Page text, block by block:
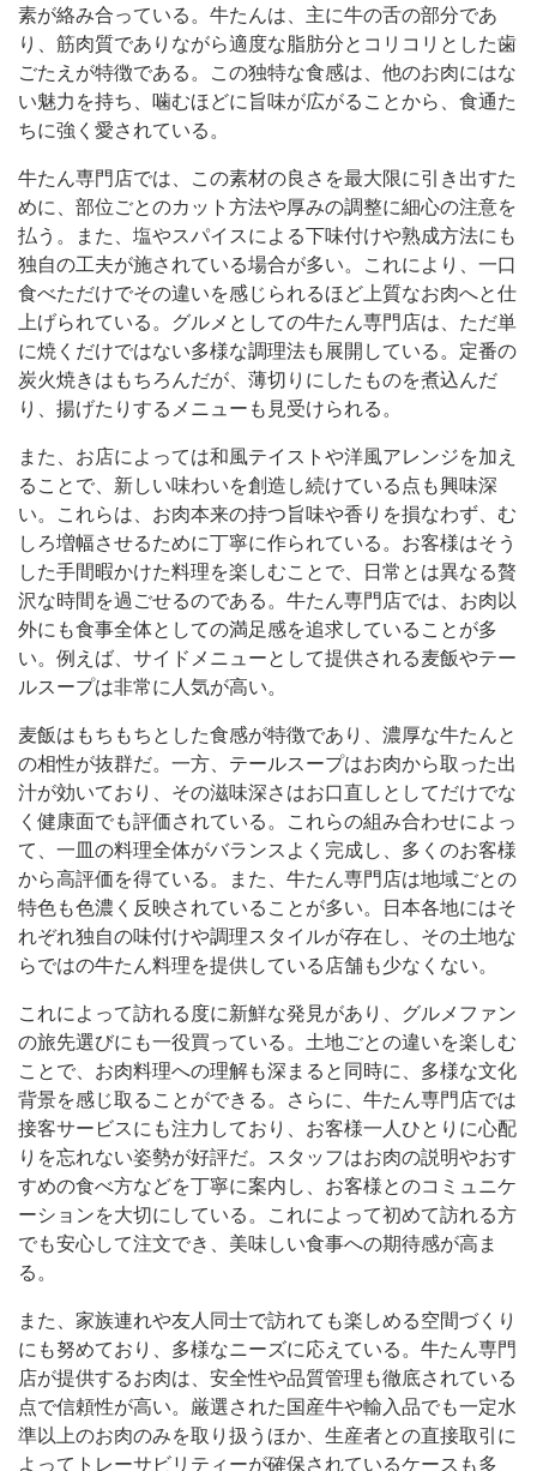
素が絡み合っている。牛たんは、主に牛の舌の部分であ
り、筋肉質でありながら適度な脂肪分とコリコリとした歯
ごたえが特徴である。この独特な食感は、他のお肉にはな
い魅力を持ち、噛むほどに旨味が広がることから、食通た
ちに強く愛されている。
牛たん専門店では、この素材の良さを最大限に引き出すた
めに、部位ごとのカット方法や厚みの調整に細心の注意を
払う。また、塩やスパイスによる下味付けや熟成方法にも
独自の工夫が施されている場合が多い。これにより、一口
食べただけでその違いを感じられるほど上質なお肉へと仕
上げられている。グルメとしての牛たん専門店は、ただ単
に焼くだけではない多様な調理法も展開している。定番の
炭火焼きはもちろんだが、薄切りにしたものを煮込んだ
り、揚げたりするメニューも見受けられる。
また、お店によっては和風テイストや洋風アレンジを加え
ることで、新しい味わいを創造し続けている点も興味深
い。これらは、お肉本来の持つ旨味や香りを損なわず、む
しろ増幅させるために丁寧に作られている。お客様はそう
した手間暇かけた料理を楽しむことで、日常とは異なる贅
沢な時間を過ごせるのである。牛たん専門店では、お肉以
外にも食事全体としての満足感を追求していることが多
い。例えば、サイドメニューとして提供される麦飯やテー
ルスープは非常に人気が高い。
麦飯はもちもちとした食感が特徴であり、濃厚な牛たんと
の相性が抜群だ。一方、テールスープはお肉から取った出
汁が効いており、その滋味深さはお口直しとしてだけでな
く健康面でも評価されている。これらの組み合わせによっ
て、一皿の料理全体がバランスよく完成し、多くのお客様
から高評価を得ている。また、牛たん専門店は地域ごとの
特色も色濃く反映されていることが多い。日本各地にはそ
れぞれ独自の味付けや調理スタイルが存在し、その土地な
らではの牛たん料理を提供している店舗も少なくない。
これによって訪れる度に新鮮な発見があり、グルメファン
の旅先選びにも一役買っている。土地ごとの違いを楽しむ
ことで、お肉料理への理解も深まると同時に、多様な文化
背景を感じ取ることができる。さらに、牛たん専門店では
接客サービスにも注力しており、お客様一人ひとりに心配
りを忘れない姿勢が好評だ。スタッフはお肉の説明やおす
すめの食べ方などを丁寧に案内し、お客様とのコミュニケ
ーションを大切にしている。これによって初めて訪れる方
でも安心して注文でき、美味しい食事への期待感が高ま
る。
また、家族連れや友人同士で訪れても楽しめる空間づくり
にも努めており、多様なニーズに応えている。牛たん専門
店が提供するお肉は、安全性や品質管理も徹底されている
点で信頼性が高い。厳選された国産牛や輸入品でも一定水
準以上のお肉のみを取り扱うほか、生産者との直接取引に
よってトレーサビリティーが確保されているケースも多